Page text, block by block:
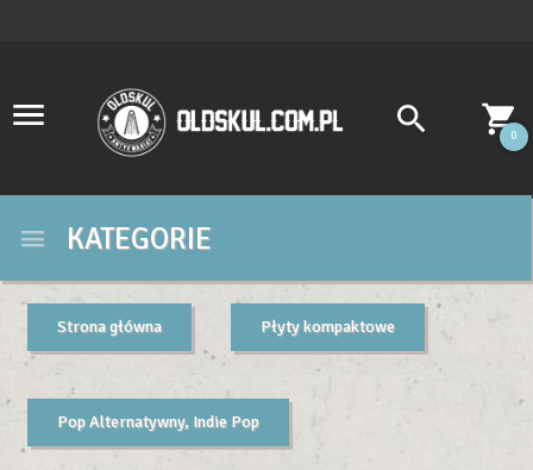
0
KATEGORIE
Strona główna Płyty kompaktowe
Pop Alternatywny, Indie Pop